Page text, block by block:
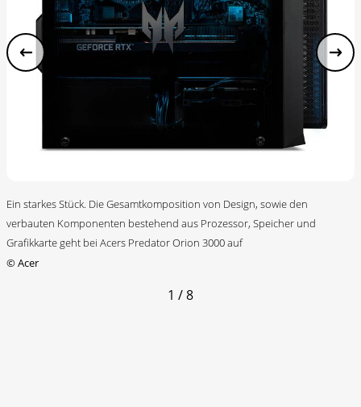
Ein starkes Stück. Die Gesamtkomposition von Design, sowie den
verbauten Komponenten bestehend aus Prozessor, Speicher und
Grafikkarte geht bei Acers Predator Orion 3000 auf
©Acer
1 / 8